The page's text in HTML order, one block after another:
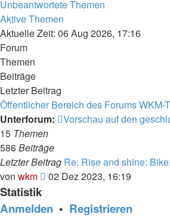
Unbeantwortete Themen
Aktive Themen
Aktuelle Zeit: 06 Aug 2026, 17:16
Forum
Themen
Beiträge
Letzter Beitrag
Öffentlicher Bereich des Forums WKM-
Unterforum:
Vorschau auf den
15 Themen
586Beiträge
Letzter Beitrag Re: Rise and shine:
von wkm
Neuester
02 Dez 2023, 16:19
Statistik
Anmelden • Registrieren